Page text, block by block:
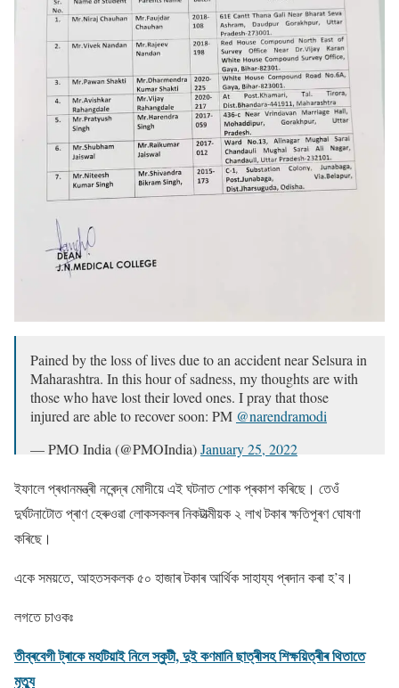
Pained by the loss of lives due to an accident near Selsura in
Maharashtra. In this hour of sadness, my thoughts are with
those who have lost their loved ones. I pray that those
injured are able to recover soon: PM @narendramodi
— PMO India (@PMOIndia)January 25, 2022
ইফালে প্ৰধানমন্ত্ৰী নৰেন্দ্ৰ মোদীয়ে এই ঘটনাত শোক প্ৰকাশ কৰিছে। তেওঁ
দুৰ্ঘটনাটোত প্ৰাণ হেৰুওৱা লোকসকলৰ নিকটাত্মীয়ক ২ লাখ টকাৰ ক্ষতিপূৰণ ঘোষণা
কৰিছে।
একে সময়তে, আহতসকলক ৫০ হাজাৰ টকাৰ আৰ্থিক সাহায্য প্ৰদান কৰা হ’ব।
লগতে চাওকঃ
তীব্ৰবেগী ট্ৰাকে মহটিয়াই নিলে স্কুটী, দুই কণমানি ছাত্ৰীসহ শিক্ষয়িত্ৰীৰ থিতাতে
মৃত্যু